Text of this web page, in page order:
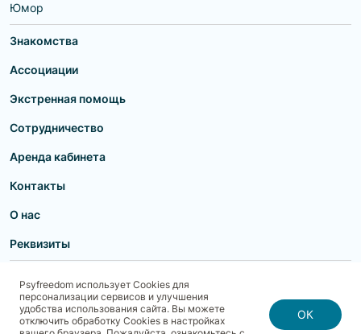
Юмор
Знакомства
Ассоциации
Экстренная помощь
Сотрудничество
Аренда кабинета
Контакты
О нас
Реквизиты
Пользовательское соглашениеПолитика конфиденциальности
Договор-оферта для партнеров и образовательных учреждений
Договор-оферта для специалистов
Карта сайта
Согласие на обработку, хранение и передачу персональных данных
РеквизитыПолитика использования cookies
Psyfreedom использует Cookies для
персонализации сервисов и улучшения
удобства использования сайта. Вы можете
отключить обработку Cookies в настройках
ОК